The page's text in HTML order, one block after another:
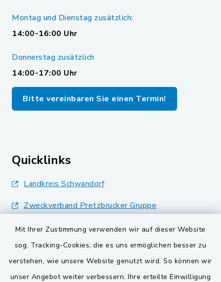
Mit Ihrer Zustimmung verwenden wir auf dieser Website
sog. Tracking-Cookies, die es uns ermöglichen besser zu
verstehen, wie unsere Website genutzt wird. So können wir
unser Angebot weiter verbessern. Ihre erteilte Einwilligung
Montag und Dienstag zusätzlich:
14:00-16:00 Uhr
Donnerstag zusätzlich
14:00-17:00 Uhr
Bitte vereinbaren Sie einen Termin!
Quicklinks
Landkreis Schwandorf
Zweckverband Pretzbrucker Gruppe
BayernPortal
Gemeinden der
Verwaltungsgemeinschaft